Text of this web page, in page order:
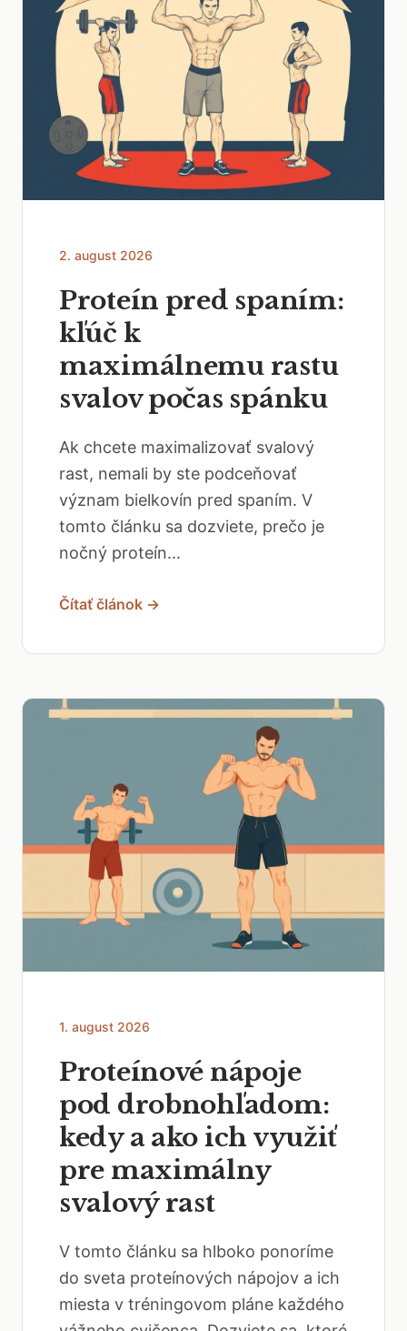
2. august 2026
Proteín pred spaním:
kľúč k
maximálnemu rastu
svalov počas spánku
Ak chcete maximalizovať svalový
rast, nemali by ste podceňovať
význam bielkovín pred spaním. V
tomto článku sa dozviete, prečo je
nočný proteín...
Čítať článok →
1. august 2026
Proteínové nápoje
pod drobnohľadom:
kedy a ako ich využiť
pre maximálny
svalový rast
V tomto článku sa hlboko ponoríme
do sveta proteínových nápojov a ich
miesta v tréningovom pláne každého